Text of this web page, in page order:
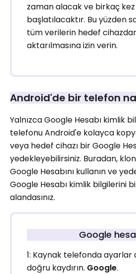
zaman alacak ve birkaç
başlatılacaktır. Bu yüzden
tüm verilerin hedef
aktarılmasına izin verin.
Android'de bir telefon
Yalnızca Google Hesabı kimlik
telefonu Android'e kolayca
veya hedef cihazı bir Google
yedekleyebilirsiniz. Buradan,
Google Hesabını kullanın ve
Google Hesabı kimlik bilgilerini
alandasınız.
Google
1: Kaynak telefonda ayarlar
doğru kaydırın. Google.